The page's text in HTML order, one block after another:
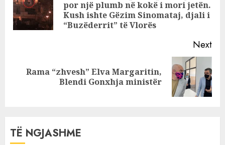
por një plumb në kokë i mori jetën.
Kush ishte Gëzim Sinomataj, djali i
“Buzëderrit” të Vlorës
Next
NextRama “zhvesh” Elva Margaritin,
Blendi Gonxhja ministër
TË NGJASHME